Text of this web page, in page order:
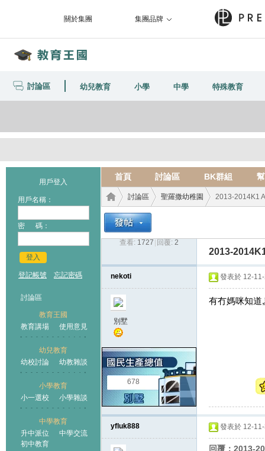
關於集團 集團品牌
討論區 幼兒教育 小學 中學 特殊教育
用戶登入
用戶名稱：
密 碼：
登入
登記帳號 忘記密碼
討論區
教育王國
教育講場
使用意見
幼兒教育
幼校討論
幼教雜談
小學教育
小一選校
小學雜談
中學教育
升中派位
中學交流
初中教育
首頁 討論區 BK群組
王國
討論區
›
聖羅撒幼稚園 2013-2014K1
查看: 1727 回覆: 2
2013-
nekoti
別墅
678
發表於 12-
有冇媽咪知道
yfluk888 發表於 12-
回覆：2013-